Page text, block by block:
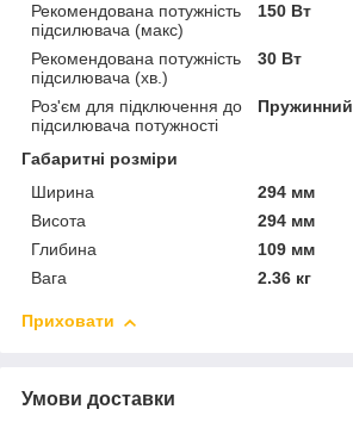
Рекомендована потужність
підсилювача (макс)
150 Вт
Рекомендована потужність
підсилювача (хв.)
30 Вт
Роз'єм для підключення до
підсилювача потужності
Пружинний
Габаритні розміри
Ширина
294 мм
Висота
294 мм
Глибина
109 мм
Вага
2.36 кг
Приховати
Умови доставки